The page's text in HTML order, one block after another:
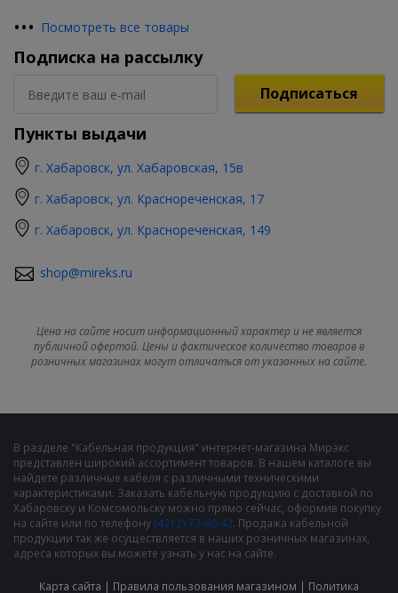
••• Посмотреть все товары
Подписка на рассылку
Подписаться
Пункты выдачи
г. Хабаровск, ул. Хабаровская, 15в
г. Хабаровск, ул. Краснореченская, 17
г. Хабаровск, ул. Краснореченская, 149
shop@mireks.ru
Цена на сайте носит информационный характер и не является
публичной офертой. Цены и фактическое количество товаров в
розничных магазинах могут отличаться от указанных на сайте.
В разделе "Кабельная продукция" интернет-магазина Мирэкс
представлен широкий ассортимент товаров. В нашем каталоге вы
найдете различные кабеля с различными техническими
характеристиками. Заказать кабельную продукцию с доставкой по
Хабаровску и Комсомольску можно прямо сейчас, оформив покупку
на сайте или по телефону (4212) 73-60-42. Продажа кабельной
продукции так же осуществляется в наших розничных магазинах,
адреса которых вы можете узнать у нас на сайте.
Карта сайта | Правила пользования магазином | Политика